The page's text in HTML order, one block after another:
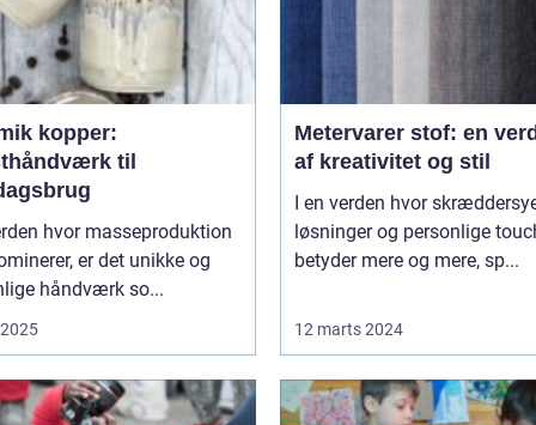
kopper:
til
hvor masseproduktion
er det unikke og
håndværk so...
Metervarer stof: en
af kreativitet og stil
I en verden hvor
løsninger og personlige
betyder mere og mere, sp...
12 marts 2024